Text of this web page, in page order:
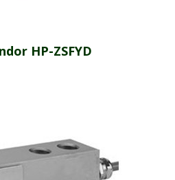
HP-ZSFYD